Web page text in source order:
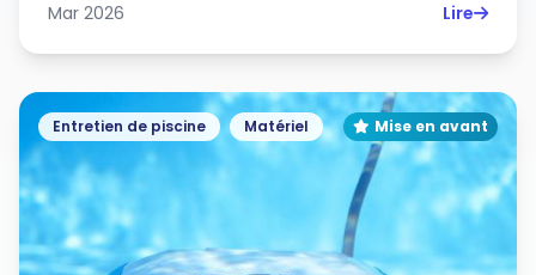
Mar 2026 Lire
Entretien de piscine Matériel Mise en avant